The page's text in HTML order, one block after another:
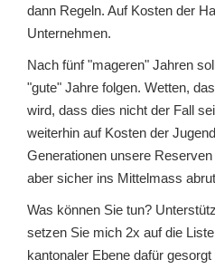
dann Regeln. Auf Kosten der
Unternehmen.
Nach fünf "mageren" Jahren
"gute" Jahre folgen. Wetten,
wird, dass dies nicht der Fall
weiterhin auf Kosten der
Generationen unsere
aber sicher ins Mittelmass
Was können Sie tun?
setzen Sie mich 2x auf die
kantonaler Ebene dafür